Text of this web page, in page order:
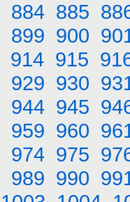
884 885
899 900
914 915
929 930
944 945
959 960
974 975
989 990